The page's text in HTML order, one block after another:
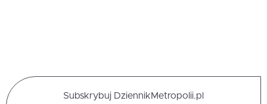
Subskrybuj DziennikMetropolii.pl